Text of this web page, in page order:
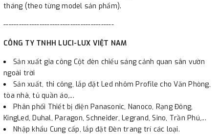
tháng (theo từng model sản phẩm).
-------------------------------------------
CÔNG TY TNHH LUCI-LUX VIỆT NAM
Sản xuất gia công Cột đèn chiếu sáng cảnh quan sân vườn
ngoài trời
Sản xuất, thi công, lắp đặt Led nhôm Profile cho Văn Phòng,
tòa nhà, tủ quần áo,...
Phân phối Thiết bị điện Panasonic, Nanoco, Rạng Đông,
KingLed, Duhal, Paragon, Schneider, Legrand, Sino, Trần Phú,...
Nhập khẩu Cung cấp, lắp đặt Đèn trang trí các loại.